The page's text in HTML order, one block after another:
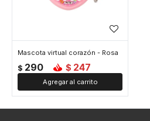
Mascota virtual corazón - Rosa
$ 290 $ 247